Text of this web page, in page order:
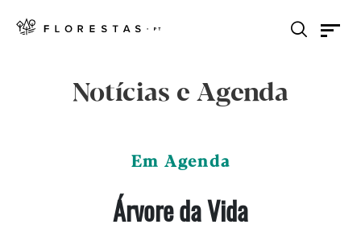
Notícias e Agenda
Em Agenda
Árvore da Vida